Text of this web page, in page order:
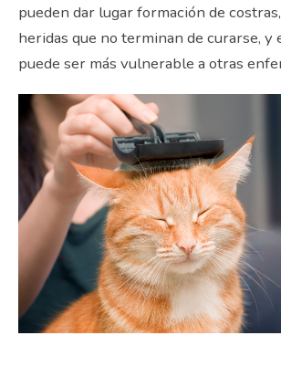
pueden dar lugar formación de
heridas que no terminan de curarse, y
puede ser más vulnerable a otras